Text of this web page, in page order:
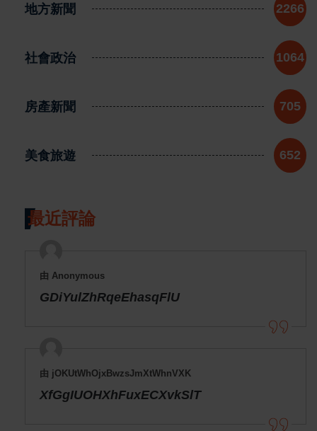
地方新聞 2266
社會政治 1064
房產新聞 705
美食旅遊 652
最近評論
由 Anonymous
GDiYulZhRqeEhasqFlU
由 jOKUtWhOjxBwzsJmXtWhnVXK
XfGgIUOHXhFuxECXvkSlT